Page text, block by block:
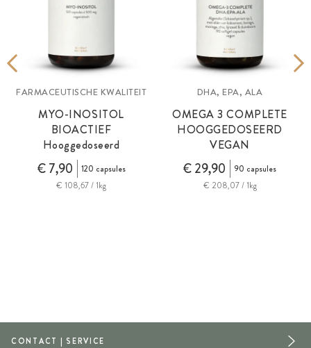
FARMACEUTISCHE KWALITEIT
MYO-INOSITOL
BIOACTIEF
Hooggedoseerd
€ 7,90
120 capsules
€ 108,67 / 1kg
DHA, EPA, ALA
OMEGA 3 COMPLETE
HOOGGEDOSEERD
VEGAN
€ 29,90
90 capsules
€ 208,07 / 1kg
CONTACT | SERVICE